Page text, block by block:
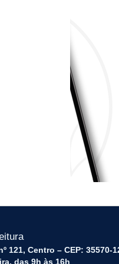
121, Centro – CEP: 35570-
das 9h às 16h